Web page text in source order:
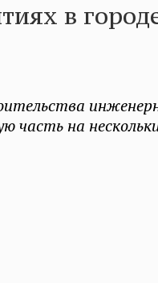
в
часть на